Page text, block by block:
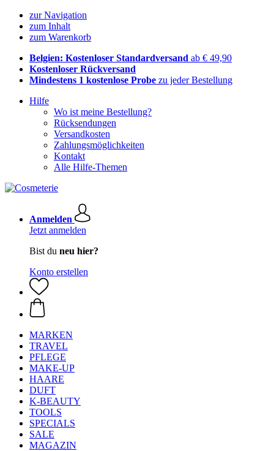
zur Navigation
zum Inhalt
zum Warenkorb
Belgien: Kostenloser Standardversand ab € 49,90
Kostenloser Rückversand
Mindestens 1 kostenlose Probe zu jeder Bestellung
Hilfe
Wo ist meine Bestellung?
Rücksendungen
Versandkosten
Zahlungsmöglichkeiten
Kontakt
Alle Hilfe-Themen
Anmelden
Jetzt anmelden
Bist du neu hier?
Konto erstellen
MARKEN
TRAVEL
PFLEGE
MAKE-UP
HAARE
DUFT
K-BEAUTY
TOOLS
SPECIALS
SALE
MAGAZIN